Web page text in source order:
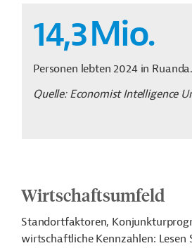
14,3Mio.
Personen lebten 2024 in Ruanda.
Quelle: Economist Intelligence
Wirtschaftsumfeld
Standortfaktoren,
wirtschaftliche Kennzahlen: Lesen